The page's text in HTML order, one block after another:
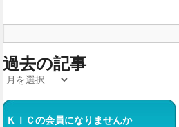
過去の記事
ＫＩＣの会員になりませんか